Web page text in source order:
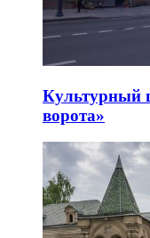
Культурный
ворота»